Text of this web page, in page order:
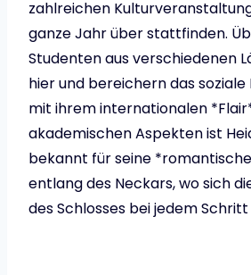
zahlreichen
ganze Jahr über stattfinden.
Studenten aus verschiedenen
hier und bereichern das
mit ihrem internationalen
akademischen Aspekten ist
bekannt für seine
entlang des Neckars, wo sich
des Schlosses bei jedem